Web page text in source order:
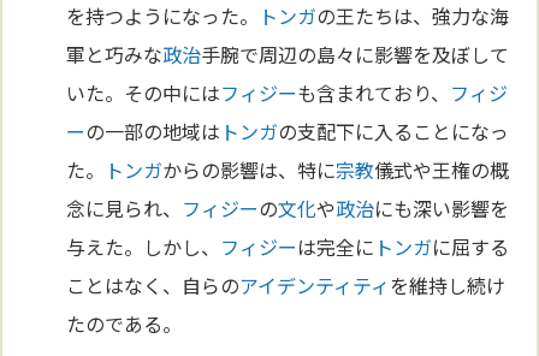
を持つようになった。
トンガの王たちは、強力な海
軍と巧みな政治手腕で周辺の島々に影響を及ぼして
いた。その中にはフィジーも含まれており、 フィジ
ーの一部の地域は トンガの支配下に入ることになっ
た。
トンガからの影響は、特に宗教儀式や王権の概
念に見られ、 フィジーの文化や政治にも深い影響を
与えた。しかし、 フィジーは完全に トンガに屈する
ことはなく、自らのアイデンティティを維持し続け
たのである。